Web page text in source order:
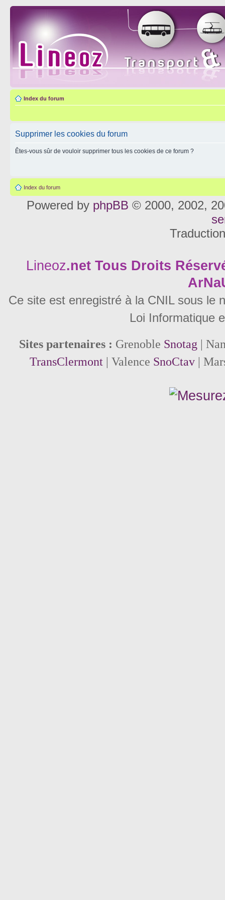
Index du forum
Supprimer les cookies du forum
Êtes-vous sûr de vouloir supprimer tous les cookies de ce forum ?
Index du forum
Powered by phpBB © 2000, 2002,
Lineoz.net Tous Droits
Ce site est enregistré à la CNIL sous le
Loi Informatique
Sites partenaires : Grenoble Snotag |
TransClermont| Valence SnoCtav|